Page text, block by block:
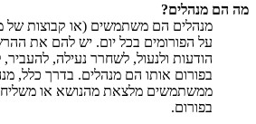
מה הם מנהלים?
מנהלים הם משתמשים (או קבוצות
על הפורומים בכל יום. יש להם את
הודעות ולנעול, לשחרר נעילה,
בפורום אותו הם מנהלים. בדרך כלל,
ממשתמשים מלצאת מהנושא או
בפורום.